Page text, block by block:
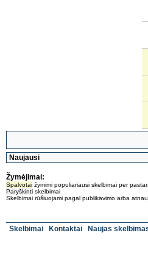
Žymėjimai:
Spalvotai žymimi populiariausi skelbimai per
Paryškinti skelbimai
Skelbimai rūšiuojami pagal publikavimo arba
Skelbimai Kontaktai Naujas